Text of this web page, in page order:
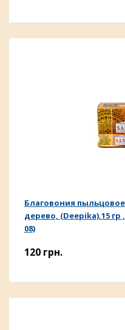
Благовония
дерево, (Deepika),15
08)
120 грн.